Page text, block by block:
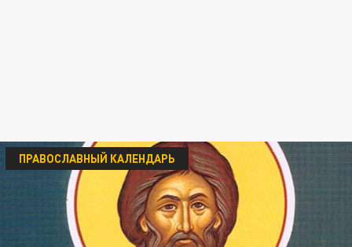
ПРАВОСЛАВНЫЙ КАЛЕНДАРЬ